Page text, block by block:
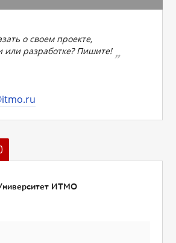
о своем проекте,
или разработке? Пишите!
ИТМО